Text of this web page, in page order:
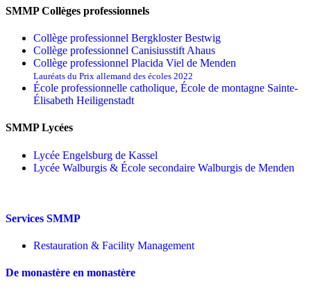
SMMP Collèges professionnels
Collège professionnel Bergkloster Bestwig
Collège professionnel Canisiusstift Ahaus
Collège professionnel Placida Viel de Menden
Lauréats du Prix allemand des écoles 2022
École professionnelle catholique, École de montagne Sainte-
Élisabeth Heiligenstadt
SMMP Lycées
Lycée Engelsburg de Kassel
Lycée Walburgis & École secondaire Walburgis de Menden
Services SMMP
Restauration & Facility Management
De monastère en monastère